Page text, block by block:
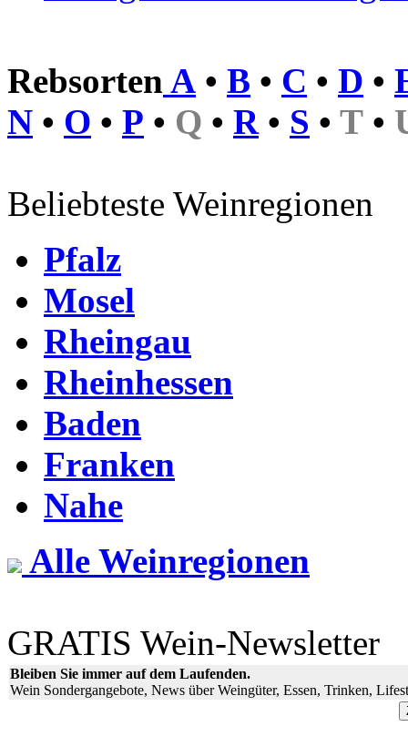
Rebsorten A • B • C • D •
N • O • P • Q • R• S • T •
Beliebteste Weinregionen
Pfalz
Mosel
Rheingau
Rheinhessen
Baden
Franken
Nahe
Alle Weinregionen
GRATIS Wein-Newsletter
Bleiben Sie immer auf dem Laufenden.
Wein Sondergangebote, News über Weingüter, Essen, Trinken,